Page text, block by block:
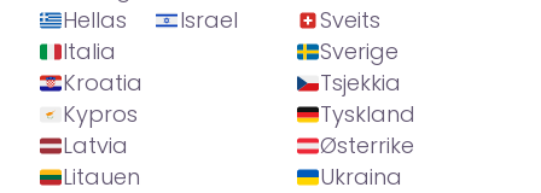
Hellas
Israel
Italia
Kroatia
Kypros
Latvia
Litauen
Sveits
Sverige
Tsjekkia
Tyskland
Østerrike
Ukraina